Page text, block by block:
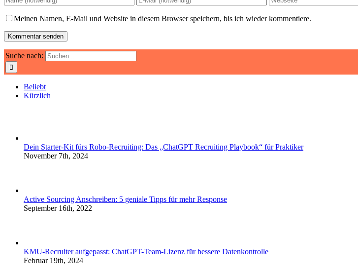
Meinen Namen, E-Mail und Website in diesem Browser speichern, bis ich wieder kommentiere.
Suche nach:
Beliebt
Kürzlich
Dein Starter-Kit fürs Robo-Recruiting: Das „ChatGPT Recruiting Playbook“ für Praktiker
November 7th, 2024
Active Sourcing Anschreiben: 5 geniale Tipps für mehr Response
September 16th, 2022
KMU-Recruiter aufgepasst: ChatGPT-Team-Lizenz für bessere Datenkontrolle
Februar 19th, 2024